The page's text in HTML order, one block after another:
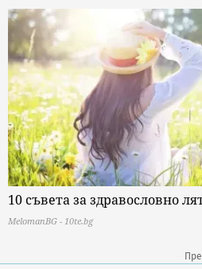
10 съвета за здравословно
MelomanBG - 10te.bg